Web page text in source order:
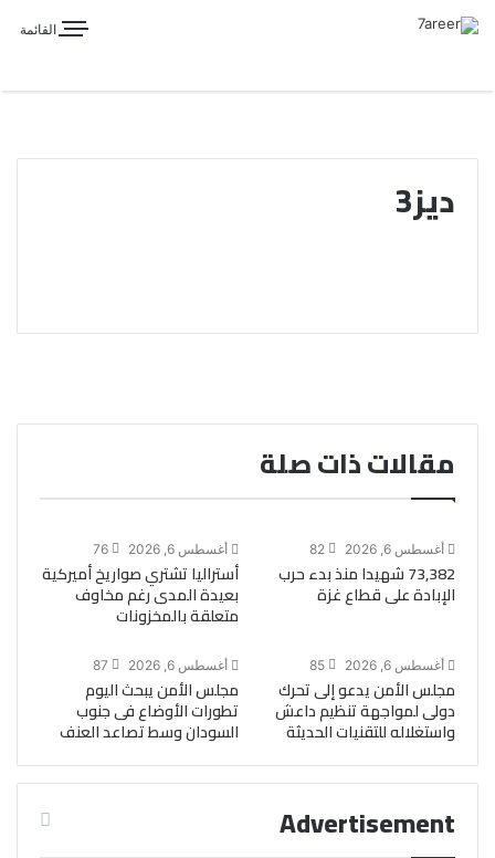
القائمة
ديز3
مقالات ذات صلة
أغسطس 6, 2026 82
73,382 شهيدا منذ بدء حرب
الإبادة على قطاع غزة
أغسطس 6, 2026 76
أستراليا تشتري صواريخ أميركية
بعيدة المدى رغم مخاوف
متعلقة بالمخزونات
أغسطس 6, 2026 85
مجلس الأمن يدعو إلى تحرك
دولى لمواجهة تنظيم داعش
واستغلاله للتقنيات الحديثة
أغسطس 6, 2026 87
مجلس الأمن يبحث اليوم
تطورات الأوضاع فى جنوب
السودان وسط تصاعد العنف
Advertisement